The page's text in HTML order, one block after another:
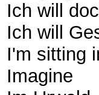
Ich will
Ich will
I'm sitting
Imagine